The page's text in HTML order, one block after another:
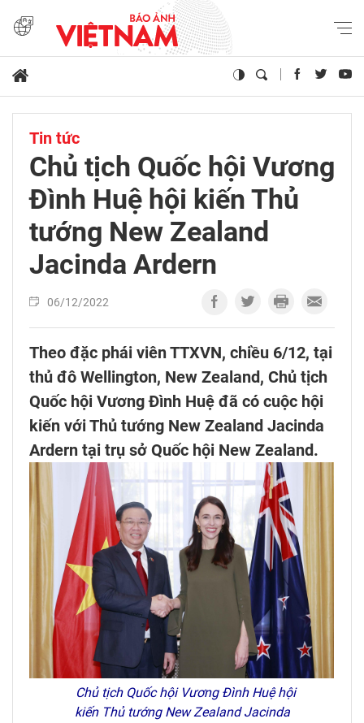
Tin tức
Chủ tịch Quốc hội Vương
Đình Huệ hội kiến Thủ
tướng New Zealand
Jacinda Ardern
06/12/2022
Theo đặc phái viên TTXVN, chiều 6/12, tại
thủ đô Wellington, New Zealand, Chủ tịch
Quốc hội Vương Đình Huệ đã có cuộc hội
kiến với Thủ tướng New Zealand Jacinda
Ardern tại trụ sở Quốc hội New Zealand.
Chủ tịch Quốc hội Vương Đình Huệ hội
kiến Thủ tướng New Zealand Jacinda